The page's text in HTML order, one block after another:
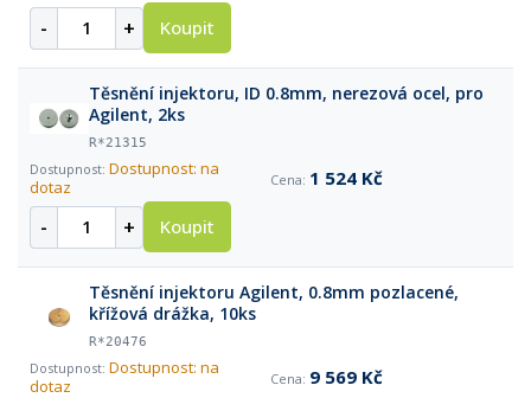
- + Koupit
Těsnění injektoru, ID 0.8mm, nerezová ocel, pro
Agilent, 2ks
R*21315
Dostupnost: na
dotaz
1 524 Kč
- + Koupit
Těsnění injektoru Agilent, 0.8mm pozlacené,
křížová drážka, 10ks
R*20476
Dostupnost: na
dotaz
9 569 Kč